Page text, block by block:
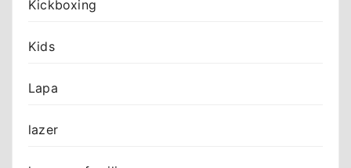
Kickboxing
Kids
Lapa
lazer